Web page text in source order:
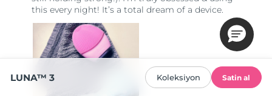
LUNA™ 3 Koleksiyon Satin al